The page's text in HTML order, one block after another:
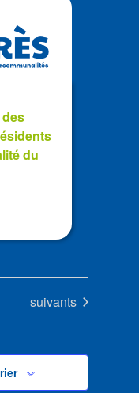
du
Évènements
suivants